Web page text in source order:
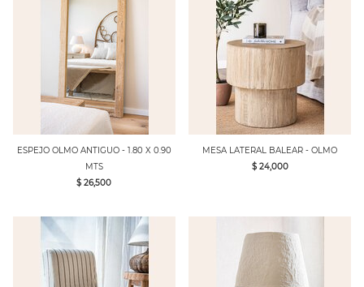
ESPEJO OLMO ANTIGUO - 1.80 X 0.90
MTS
$ 26,500
MESA LATERAL BALEAR - OLMO
$ 24,000